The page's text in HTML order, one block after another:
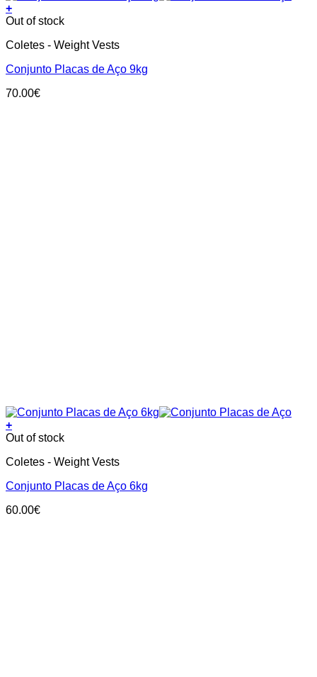
+
Out of stock
Coletes - Weight Vests
Conjunto Placas de Aço 9kg
70.00€
+
Out of stock
Coletes - Weight Vests
Conjunto Placas de Aço 6kg
60.00€